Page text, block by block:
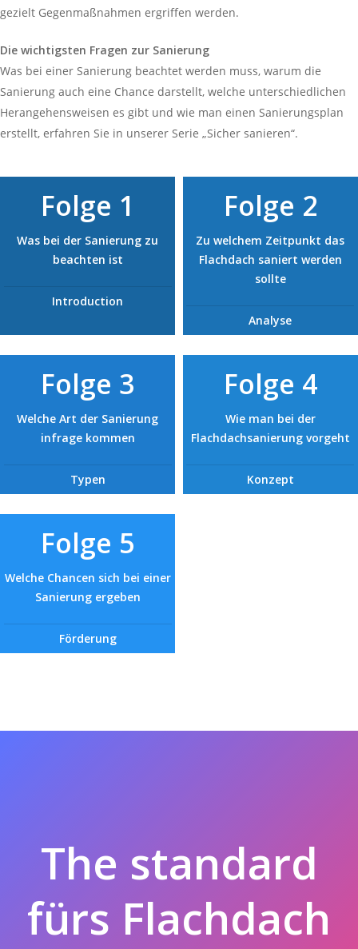
gezielt Gegenmaßnahmen ergriffen werden.
Die wichtigsten Fragen zur Sanierung
Was bei einer Sanierung beachtet werden muss, warum die
Sanierung auch eine Chance darstellt, welche unterschiedlichen
Herangehensweisen es gibt und wie man einen Sanierungsplan
erstellt, erfahren Sie in unserer Serie „Sicher sanieren“.
Folge 1
Was bei der Sanierung zu
beachten ist
Introduction
Folge 2
Zu welchem Zeitpunkt das
Flachdach saniert werden
sollte
Analyse
Folge 3
Welche Art der Sanierung
infrage kommen
Typen
Folge 4
Wie man bei der
Flachdachsanierung vorgeht
Konzept
Folge 5
Welche Chancen sich bei einer
Sanierung ergeben
Förderung
The standard
fürs Flachdach